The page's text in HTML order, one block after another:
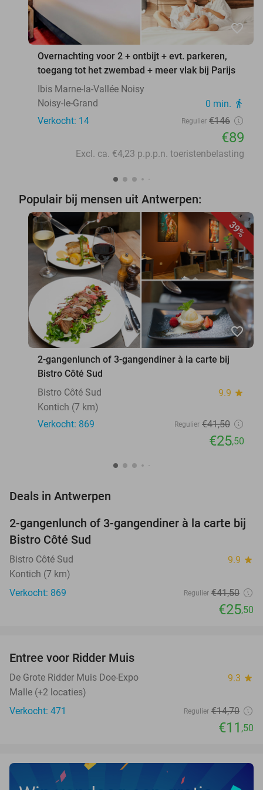
favorite_border
Overnachting voor 2 + ontbijt + evt. parkeren,
toegang tot het zwembad + meer vlak bij Parijs
Ibis Marne-la-Vallée Noisy
Noisy-le-Grand
0 min. directions_walk
Verkocht: 14 Regulier €146
€89
Excl. ca. €4,23 p.p.p.n. toeristenbelasting
Populair bij mensen uit Antwerpen:
39%
favorite_border
2-gangenlunch of 3-gangendiner à la carte bij
Bistro Côté Sud
Bistro Côté Sud
9.9 star
Kontich (7 km)
Verkocht: 869
Regulier €41,50
€25,50
Deals in Antwerpen
39%
2-gangenlunch of 3-gangendiner à la carte bij
Bistro Côté Sud
Bistro Côté Sud 9.9 star
Kontich (7 km)
Verkocht: 869
Regulier €41,50
€25,50
Entree voor Ridder Muis
De Grote Ridder Muis Doe-Expo 9.3 star
Malle (+2 locaties)
Verkocht: 471
Regulier €14,70
€11 ,50